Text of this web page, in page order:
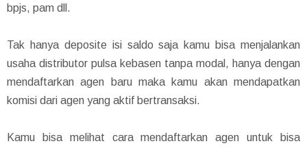
bpjs, pam dll.
Tak hanya deposite isi saldo saja kamu bisa menjalankan
usaha distributor pulsa kebasen tanpa modal, hanya dengan
mendaftarkan agen baru maka kamu akan mendapatkan
komisi dari agen yang aktif bertransaksi.
Kamu bisa melihat cara mendaftarkan agen untuk bisa